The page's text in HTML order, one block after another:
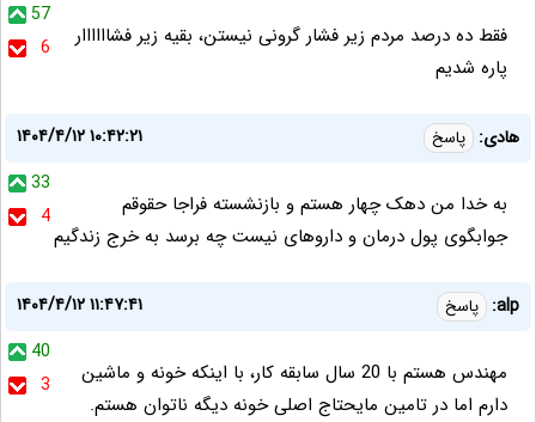
57
6
فقط ده درصد مردم زیر فشار گرونی نیستن، بقیه زیر فشاااااار
پاره شدیم
هادی: پاسخ
۱۴۰۴/۴/۱۲ ۱۰:۴۲:۲۱
33
4
به خدا من دهک چهار هستم و‌ بازنشسته فراجا حقوقم
جوابگوی پول درمان و داروهای نیست چه برسد به خرج زندگیم
alp: پاسخ
۱۴۰۴/۴/۱۲ ۱۱:۴۷:۴۱
40
3
مهندس هستم با 20 سال سابقه کار، با اینکه خونه و ماشین
دارم اما در تامین مایحتاج اصلی خونه دیگه ناتوان هستم.